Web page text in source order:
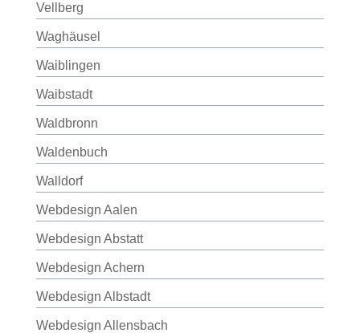
Vellberg
Waghäusel
Waiblingen
Waibstadt
Waldbronn
Waldenbuch
Walldorf
Webdesign Aalen
Webdesign Abstatt
Webdesign Achern
Webdesign Albstadt
Webdesign Allensbach